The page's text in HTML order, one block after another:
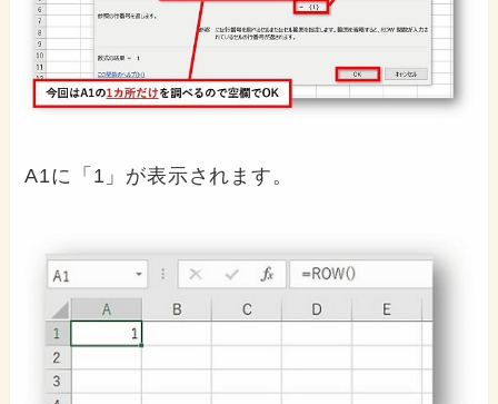
A1に「1」が表示されます。